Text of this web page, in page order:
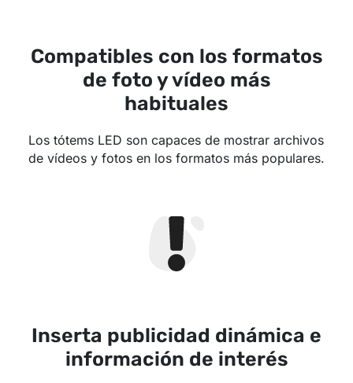
Compatibles con los formatos
de foto y vídeo más
habituales
Los tótems LED son capaces de mostrar archivos
de vídeos y fotos en los formatos más populares.
Inserta publicidad dinámica e
información de interés